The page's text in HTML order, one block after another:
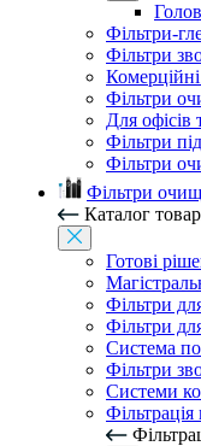
Фільтри-
Фільтри
Фільтри
Для офісів
Фільтри
Фільтри
Фільтри
Каталог
Готові
Фільтри
Фільтри
Система
Фільтри
Системи
Фільтрація